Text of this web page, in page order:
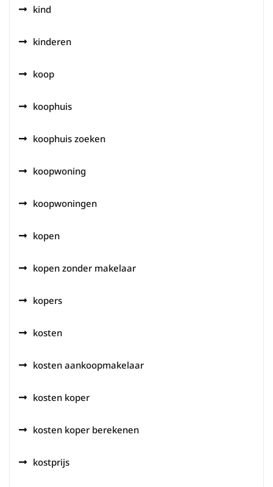
kind
kinderen
koop
koophuis
koophuis zoeken
koopwoning
koopwoningen
kopen
kopen zonder makelaar
kopers
kosten
kosten aankoopmakelaar
kosten koper
kosten koper berekenen
kostprijs